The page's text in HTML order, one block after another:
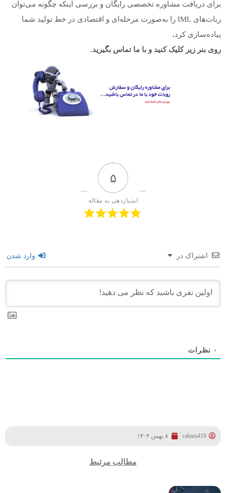
برای دریافت مشاوره تخصصی رایگان و بررسی اینکه چگونه می‌توان
ربات‌های IML را به‌صورت مرحله‌ای و اقتصادی در خط تولید شما
پیاده‌سازی کرد،
روی بنر زیر کلیک کنید و با ما تماس بگیرید.
۵
امتیازدهی به مقاله
اشتراک در وارد شدن
۰ نظرات
raham419 ۸ بهمن ۱۴۰۴
مطالب مرتبط